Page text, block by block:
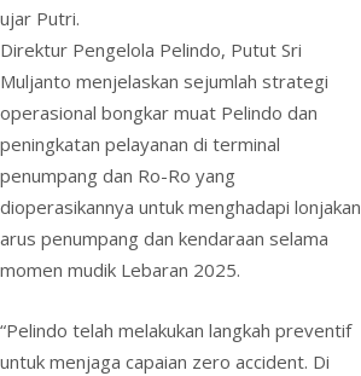
ujar Putri.
Direktur Pengelola Pelindo, Putut Sri
Muljanto menjelaskan sejumlah strategi
operasional bongkar muat Pelindo dan
peningkatan pelayanan di terminal
penumpang dan Ro-Ro yang
dioperasikannya untuk menghadapi lonjakan
arus penumpang dan kendaraan selama
momen mudik Lebaran 2025.
“Pelindo telah melakukan langkah preventif
untuk menjaga capaian zero accident. Di